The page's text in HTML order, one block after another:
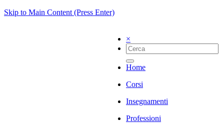
Skip to Main Content (Press Enter)
×
Home
Corsi
Insegnamenti
Professioni